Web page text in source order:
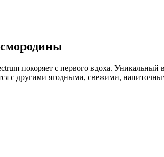
покоряет с первого вдоха. Уникальный
с другими ягодными, свежими,